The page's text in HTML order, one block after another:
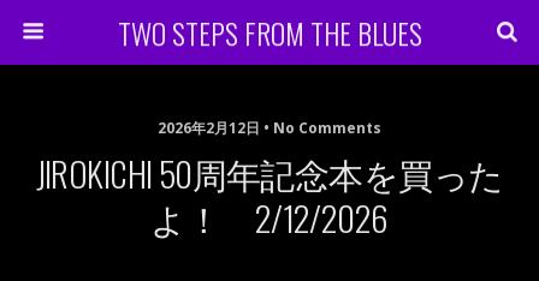
TWO STEPS FROM THE BLUES
2026年2月12日 • No Comments
JIROKICHI 50周年記念本を買った
よ！ 2/12/2026